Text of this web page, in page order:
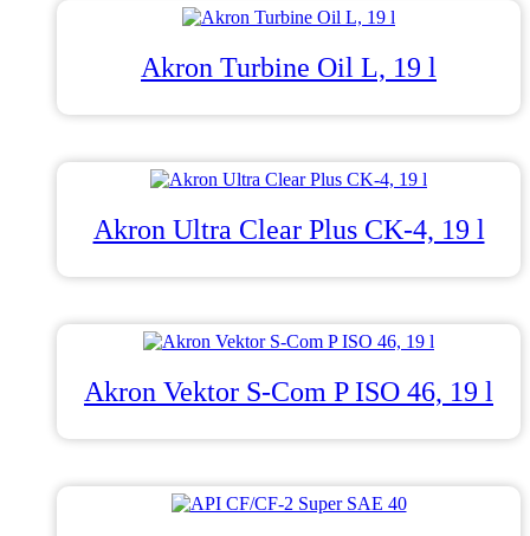
Akron Turbine Oil L, 19 l
Akron Ultra Clear Plus CK-4, 19 l
Akron Vektor S-Com P ISO 46, 19 l